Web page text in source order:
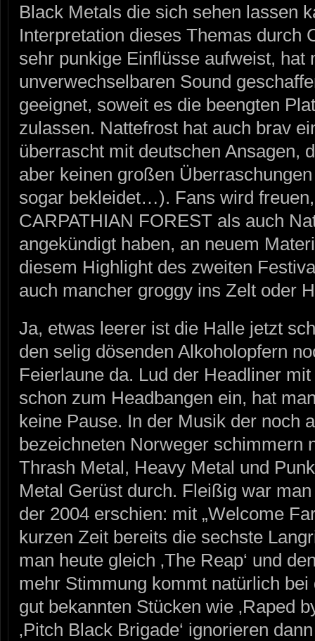
Black Metals die sich sehen lassen
Interpretation dieses Themas durch
sehr punkige Einflüsse aufweist, hat
unverwechselbaren Sound
geeignet, soweit es die beengten
zulassen. Nattefrost hat auch brav
überrascht mit deutschen Ansagen,
aber keinen großen
sogar bekleidet…). Fans wird
CARPATHIAN FOREST als auch
angekündigt haben, an neuem
diesem Highlight des zweiten
auch mancher groggy ins Zelt oder
Ja, etwas leerer ist die Halle jetzt
den selig dösenden Alkoholopfern
Feierlaune da. Lud der Headliner
schon zum Headbangen ein, hat
keine Pause. In der Musik der noch
bezeichneten Norweger schimmern
Thrash Metal, Heavy Metal und
Metal Gerüst durch. Fleißig war
der 2004 erschien: mit „Welcome
kurzen Zeit bereits die sechste
man heute gleich ‚The Reap‘ und
mehr Stimmung kommt natürlich
gut bekannten Stücken wie ‚Raped
‚Pitch Black Brigade‘ ignorieren